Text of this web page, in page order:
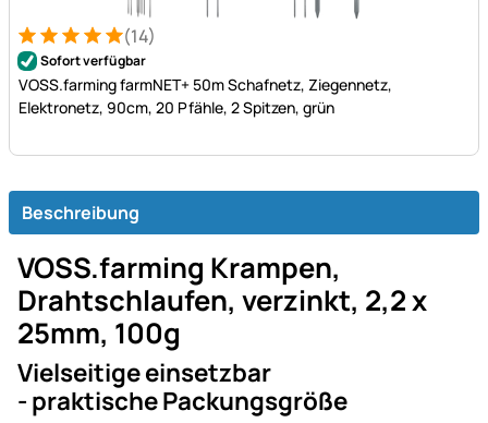
Bewertung: 5 von 5 (14 Bewertungen)
14 Bewertungen
(14)
Sofort verfügbar
VOSS.farming farmNET+ 50m Schafnetz, Ziegennetz,
Elektronetz, 90cm, 20 Pfähle, 2 Spitzen, grün
Beschreibung
VOSS.farming Krampen,
Drahtschlaufen, verzinkt, 2,2 x
25mm, 100g
Vielseitige einsetzbar
- praktische Packungsgröße